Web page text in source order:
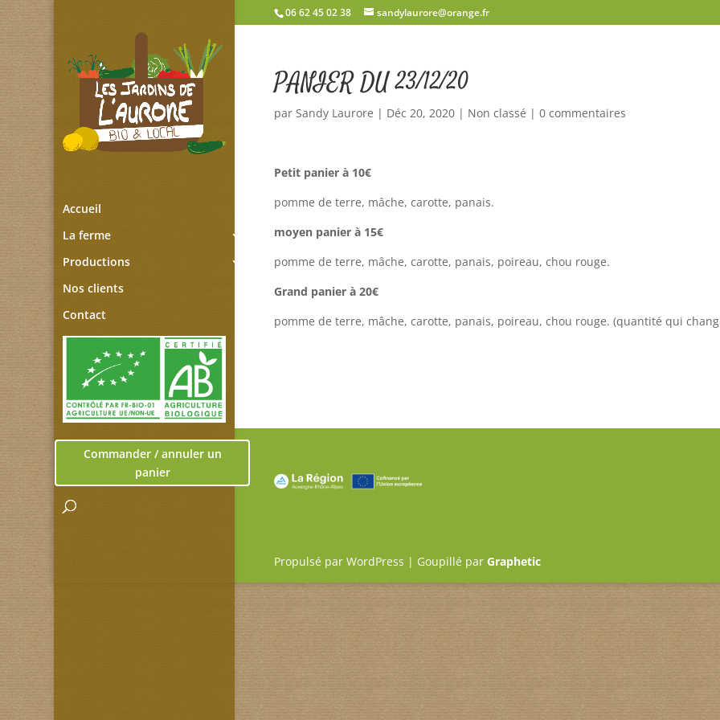
06 62 45 02 38 sandylaurore@orange.fr
Accueil
La ferme
Productions
Nos clients
Contact
Commander / annuler un
panier
PANIER DU 23/12/20
parSandy Laurore | Déc 20, 2020 | Non classé |0 commentaires
Petit panier à 10€
pomme de terre, mâche, carotte, panais.
moyen panier à 15€
pomme de terre, mâche, carotte, panais, poireau, chou rouge.
Grand panier à 20€
pomme de terre, mâche, carotte, panais, poireau, chou rouge. (quantité qui
Propulsé par WordPress | Goupillé parGraphetic